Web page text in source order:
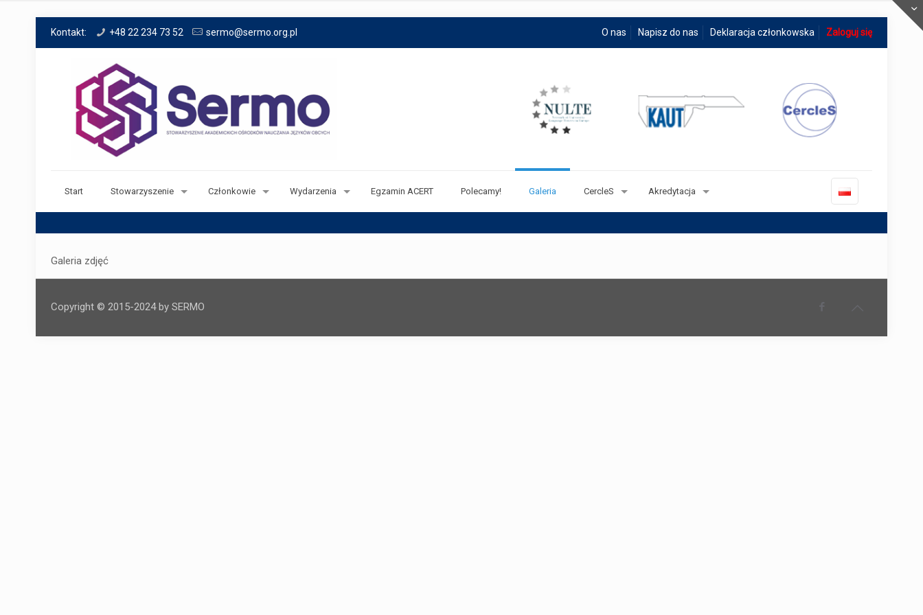
Kontakt: +48 22 234 73 52 sermo@sermo.org.pl O nas Napisz do nas Deklaracja członkowska Zaloguj się
Start Stowarzyszenie Członkowie Wydarzenia Egzamin ACERT Polecamy! Galeria CercleS Akredytacja
Galeria zdjęć
Copyright © 2015-2024 by SERMO